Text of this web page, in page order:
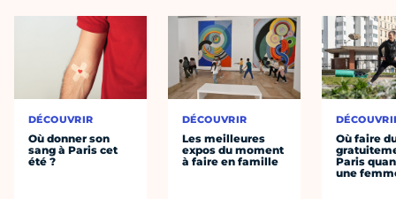
DÉCOUVRIR
Où donner son
sang à Paris cet
été ?
DÉCOUVRIR
Les meilleures
expos du moment
à faire en famille
Où faire
Paris
une